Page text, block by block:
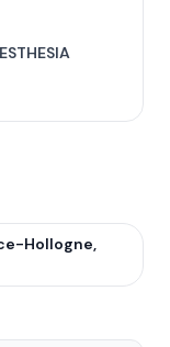
Hollogne,